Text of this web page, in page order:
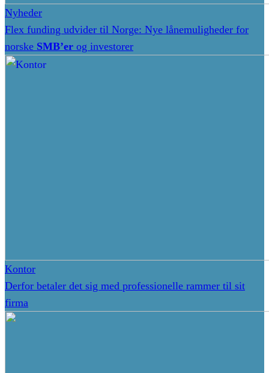
Nyheder
Flex funding udvider til Norge: Nye lånemuligheder for
norske SMB’er og investorer
Kontor
Derfor betaler det sig med professionelle rammer til sit
firma